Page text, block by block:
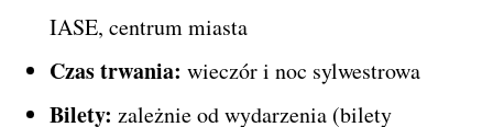
IASE, centrum miasta
Czas trwania: wieczór i noc sylwestrowa
Bilety: zależnie od wydarzenia (bilety